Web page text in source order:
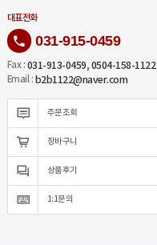
대표전화
031-915-0459
Fax : 031-913-0459, 0504-158-1122
Email : b2b1122@naver.com
주문조회
장바구니
상품후기
1:1문의